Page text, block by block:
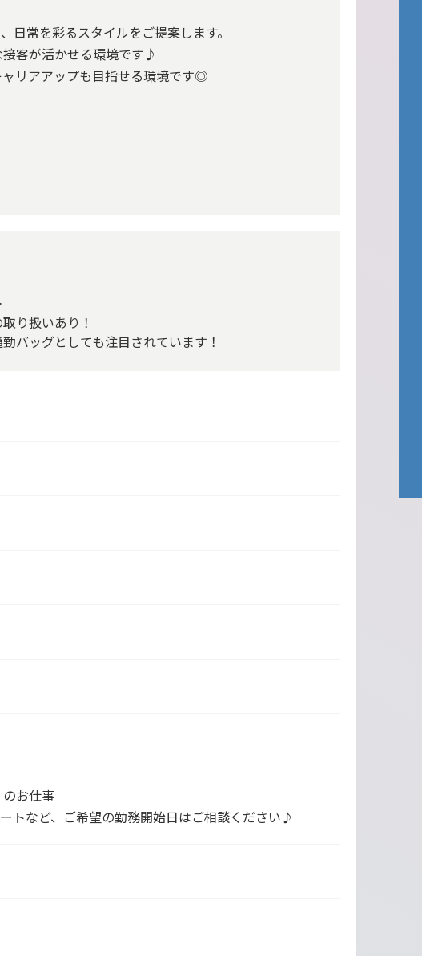
日常を彩るスタイルをご提案します。
客が活かせる環境です♪
リアアップも目指せる環境です◎
り扱いあり！
バッグとしても注目されています！
お仕事
トなど、ご希望の勤務開始日はご相談ください♪